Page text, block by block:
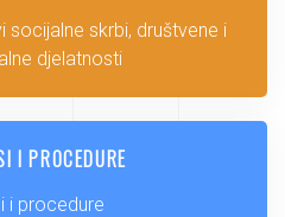
socijalne skrbi, društvene i
djelatnosti
I PROCEDURE
i procedure